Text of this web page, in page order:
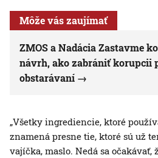
Môže vás zaujímať
ZMOS a Nadácia Zastavme
návrh, ako zabrániť korupcii
obstarávaní
„Všetky ingrediencie, ktoré
znamená presne tie, ktoré sú už
vajíčka, maslo. Nedá sa očakávať,